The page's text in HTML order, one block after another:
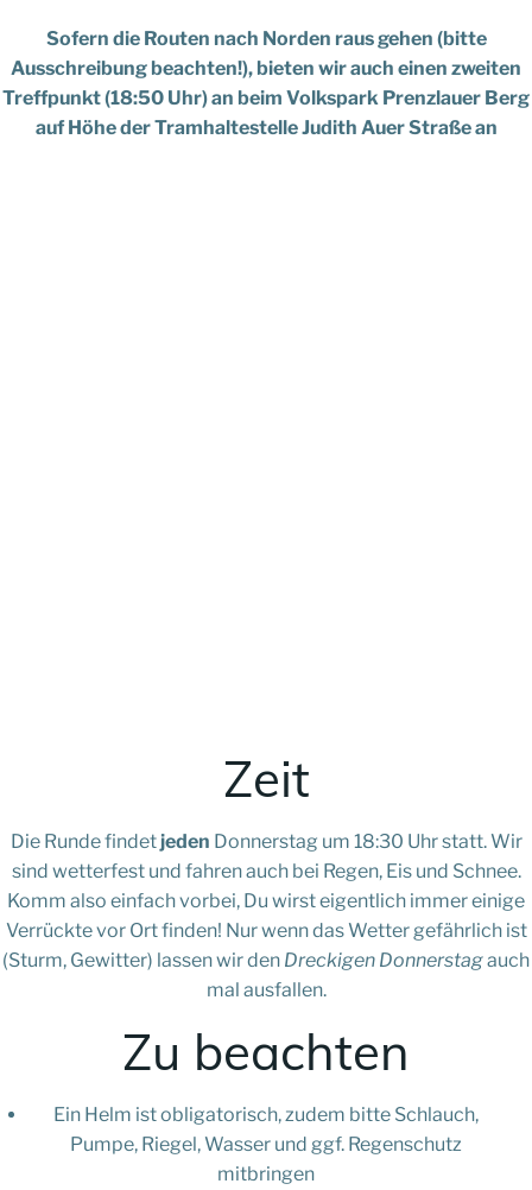
Sofern die Routen nach Norden raus gehen (bitte
Ausschreibung beachten!), bieten wir auch einen zweiten
Treffpunkt (18:50 Uhr) an beim Volkspark Prenzlauer Berg
auf Höhe der Tramhaltestelle Judith Auer Straße an
Zeit
Die Runde findet jeden Donnerstag um 18:30 Uhr statt. Wir
sind wetterfest und fahren auch bei Regen, Eis und Schnee.
Komm also einfach vorbei, Du wirst eigentlich immer einige
Verrückte vor Ort finden! Nur wenn das Wetter gefährlich ist
(Sturm, Gewitter) lassen wir den Dreckigen Donnerstagauch
mal ausfallen.
Zu beachten
Ein Helm ist obligatorisch, zudem bitte Schlauch,
Pumpe, Riegel, Wasser und ggf. Regenschutz
mitbringen